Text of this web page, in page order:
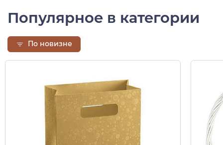
Популярное в категории
По новизне